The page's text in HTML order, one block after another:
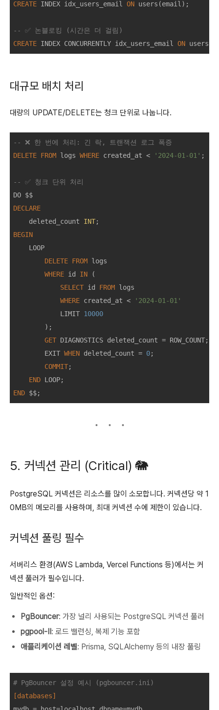
CREATE INDEX idx_users_email ON users(email);
-- ✅ 논블로킹 (시간은 더 걸림)
CREATE INDEX CONCURRENTLY idx_users_email ON
대규모 배치 처리
대량의 UPDATE/DELETE는 청크 단위로 나눕니다.
-- ❌ 한 번에 처리: 긴 락, 트랜잭션 로그 폭증
DELETE FROM logs WHERE created_at < '2024-01-01' ;
-- ✅ 청크 단위 처리
DECLARE
    deleted_count
INT
BEGIN
    LOOP
DELETE FROM logs
WHERE id IN (
SELECT id FROM logs
WHERE created_at <
'2024-01-01'
            LIMIT
10000
        );
GET DIAGNOSTICS deleted_count = ROW_COUNT;
        EXIT
WHEN deleted_count = 0;
COMMIT;
END
END
5. 커넥션 관리 (Critical) 🐘
PostgreSQL 커넥션은 리소스를 많이 소모합니다. 커넥션당 약 1
0MB의 메모리를 사용하며, 최대 커넥션 수에 제한이 있습니다.
커넥션 풀링 필수
서버리스 환경(AWS Lambda, Vercel Functions 등)에서는 커
넥션 풀러가 필수입니다.
일반적인 옵션:
PgBouncer: 가장 널리 사용되는 PostgreSQL 커넥션 풀러
pgpool-II: 로드 밸런싱, 복제 기능 포함
애플리케이션 레벨: Prisma, SQLAlchemy 등의 내장 풀링
# PgBouncer 설정 예시 (pgbouncer.ini)
[databases]